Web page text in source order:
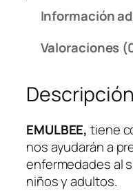
Información
Valoraciones
Descripción
EMULBEE, tiene
nos ayudarán a
enfermedades al
niños y adultos.